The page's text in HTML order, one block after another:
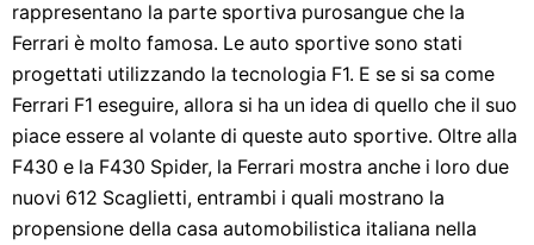
rappresentano la parte sportiva purosangue che la
Ferrari è molto famosa. Le auto sportive sono stati
progettati utilizzando la tecnologia F1. E se si sa come
Ferrari F1 eseguire, allora si ha un idea di quello che il suo
piace essere al volante di queste auto sportive. Oltre alla
F430 e la F430 Spider, la Ferrari mostra anche i loro due
nuovi 612 Scaglietti, entrambi i quali mostrano la
propensione della casa automobilistica italiana nella